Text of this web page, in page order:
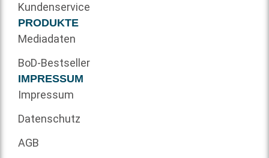
Kundenservice
PRODUKTE
Mediadaten
BoD-Bestseller
IMPRESSUM
Impressum
Datenschutz
AGB